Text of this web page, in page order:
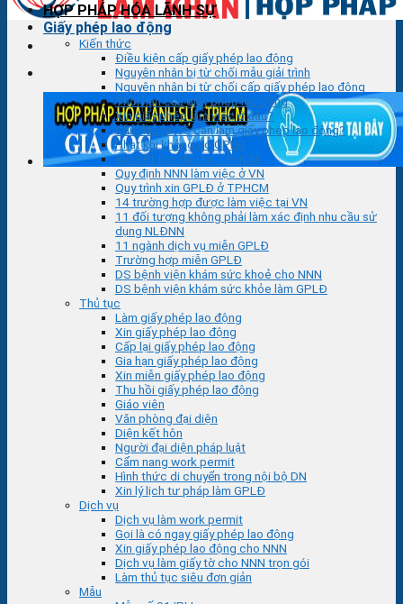
HỢP PHÁP HÓA LÃNH SỰ
Giấy phép lao động
Kiến thức
Điều kiện cấp giấy phép lao động
Nguyên nhân bị từ chối mẫu giải trình
Nguyên nhân bị từ chối cấp giấy phép lao động
Thời hạn của giấy phép lao động
Xin giấy phép làm việc ở đâu?
Chủ đầu tư có cần làm giấy phép lao động?
Phạt khi không có GPLĐ
Xin GPLĐ ở đâu tại TPHCM
Quy định NNN làm việc ở VN
Quy trình xin GPLĐ ở TPHCM
14 trường hợp được làm việc tại VN
11 đối tượng không phải làm xác định nhu cầu sử
dụng NLĐNN
11 ngành dịch vụ miễn GPLĐ
Trường hợp miễn GPLĐ
DS bệnh viện khám sức khoẻ cho NNN
DS bệnh viện khám sức khỏe làm GPLĐ
Thủ tục
Làm giấy phép lao động
Xin giấy phép lao động
Cấp lại giấy phép lao động
Gia hạn giấy phép lao động
Xin miễn giấy phép lao động
Thu hồi giấy phép lao động
Giáo viên
Văn phòng đại diện
Diện kết hôn
Người đại diện pháp luật
Cẩm nang work permit
Hình thức di chuyển trong nội bộ DN
Xin lý lịch tư pháp làm GPLĐ
Dịch vụ
Dịch vụ làm work permit
Gọi là có ngay giấy phép lao động
Xin giấy phép lao động cho NNN
Dịch vụ làm giấy tờ cho NNN trọn gói
Làm thủ tục siêu đơn giản
Mẫu